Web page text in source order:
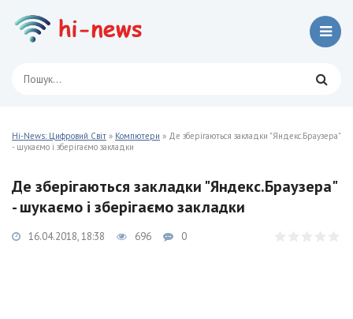
Hi-News: Цифровий Світ » Компютери » Де зберігаються закладки "Яндекс.Браузера"
- шукаємо і зберігаємо закладки
Де зберігаються закладки "Яндекс.Браузера"
- шукаємо і зберігаємо закладки
16.04.2018, 18:38 696 0